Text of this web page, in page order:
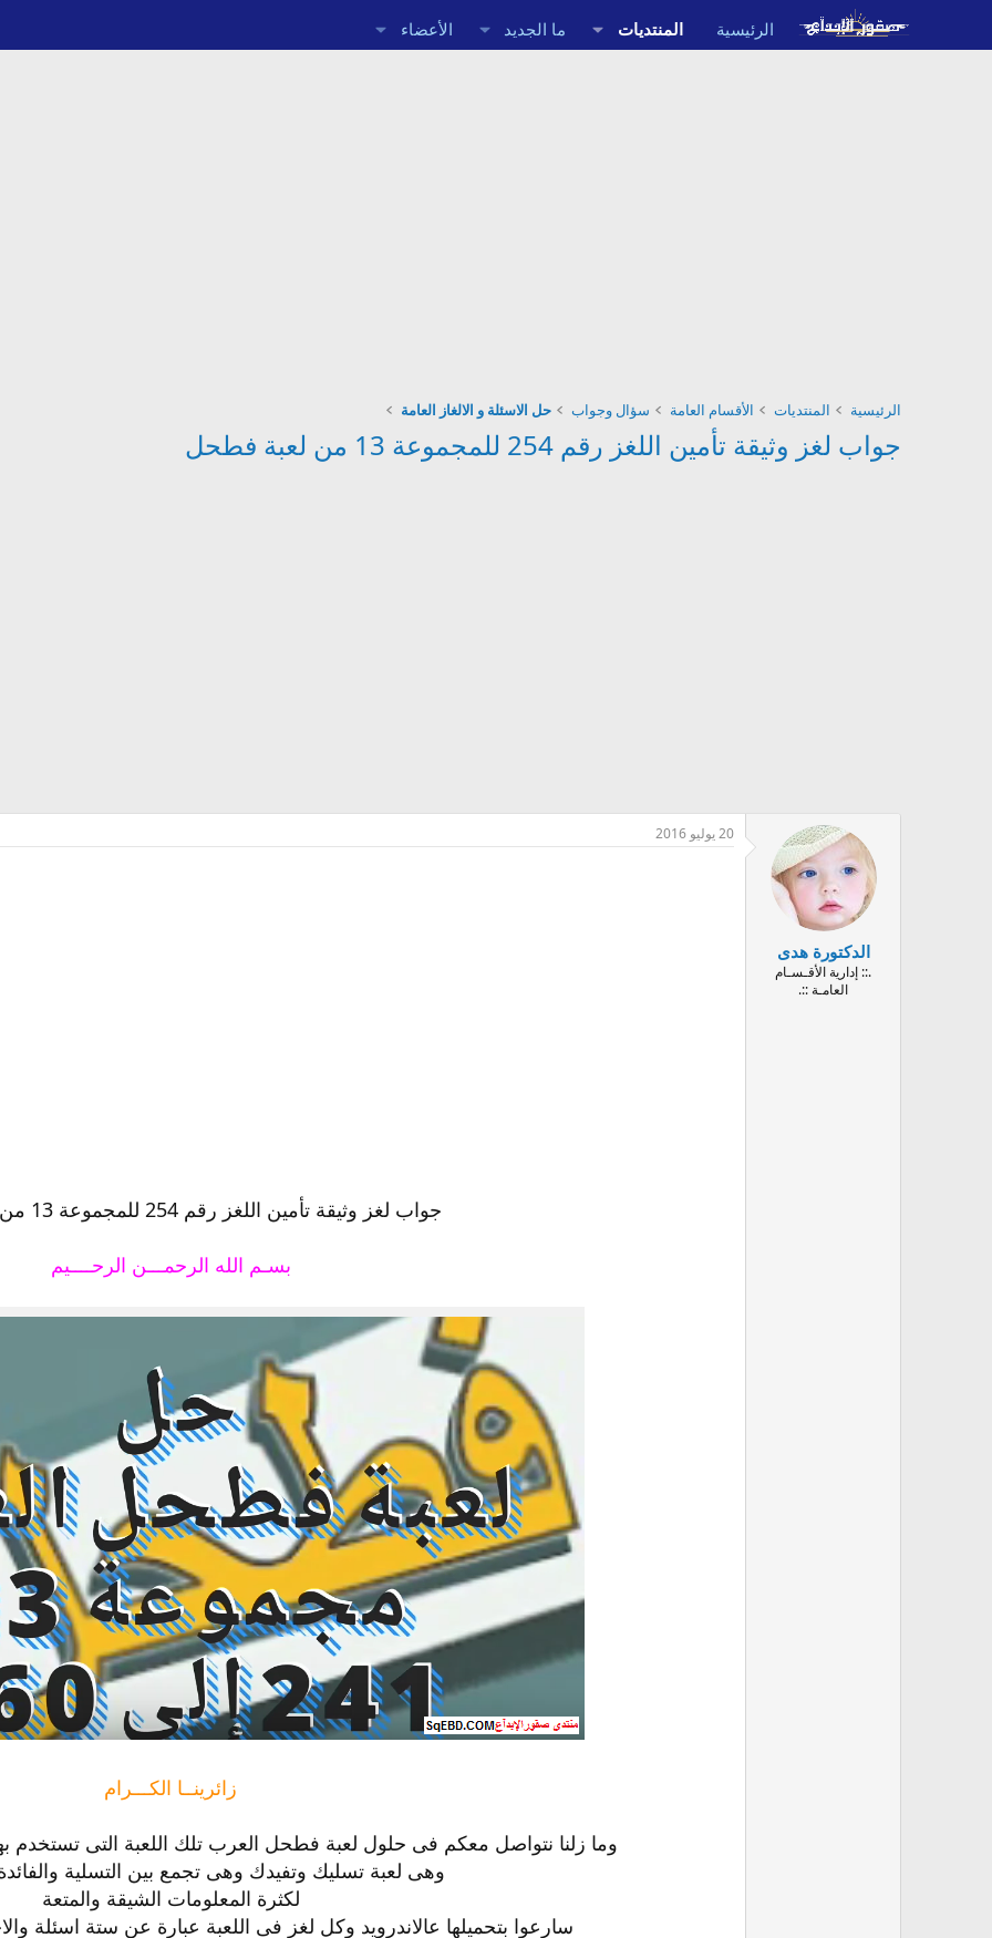
الرئيسية المنتديات ما الجديد الأعضاء
الرئيسية المنتديات الأقسام العامة سؤال وجواب حل الاسئلة و الالغاز العامة
جواب لغز وثيقة تأمين اللغز رقم 254 للمجموعة 13 من لعبة فطحل
الدكتورة هدى
.:: إدارية الأقـسـام
العامـة ::.
20 يوليو 2016
جواب لغز وثيقة تأمين اللغز رقم 254 للمجموعة 13 من لعبة فطحل
بسـم الله الرحمـــن الرحــــيم
زائرينــا الكـــرام
وما زلنا نتواصل معكم فى حلول لعبة فطحل العرب تلك اللعبة التى تستخدم
وهى لعبة تسليك وتفيدك وهى تجمع بين التسلية
لكثرة المعلومات الشيقة والمتعة
سارعوا بتحميلها عالاندرويد وكل لغز فى اللعبة عبارة عن ستة اسئلة